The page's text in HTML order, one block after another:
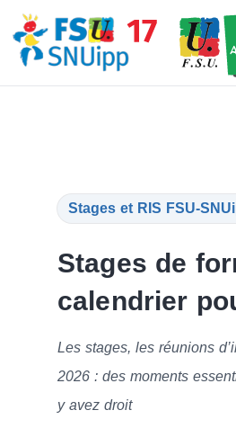
Stages et RIS FSU-
Stages de
calendrier
Les stages, les réunions
2026 : des moments
y avez droit